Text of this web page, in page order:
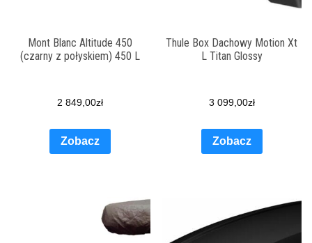
Mont Blanc Altitude 450
(czarny z połyskiem) 450 L
2 849,00zł
Zobacz
Thule Box Dachowy Motion Xt
L Titan Glossy
3 099,00zł
Zobacz